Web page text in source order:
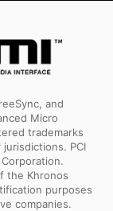
and
Micro
trademarks
PCI
the Khronos
purposes
companies.